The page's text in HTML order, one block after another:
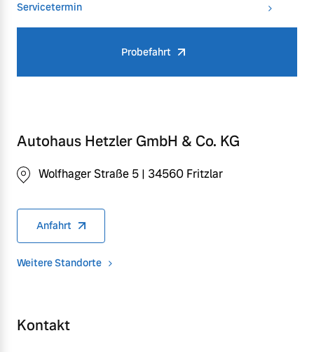
Servicetermin
Probefahrt
Autohaus Hetzler GmbH & Co. KG
Wolfhager Straße 5 | 34560 Fritzlar
Anfahrt
Weitere Standorte
Kontakt